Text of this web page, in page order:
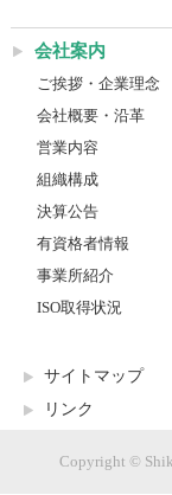
会社案内
ご挨拶・企業理念
会社概要・沿革
営業内容
組織構成
決算公告
有資格者情報
事業所紹介
ISO取得状況
サイトマップ
リンク
Copyright ©